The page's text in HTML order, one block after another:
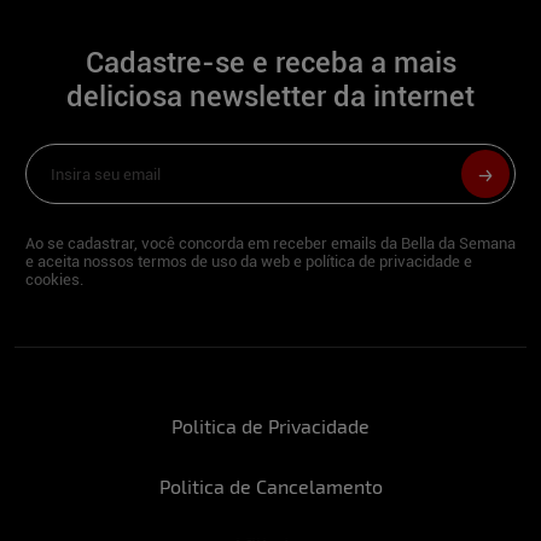
Estuda? O que?
Quando o assunto é futebol, torce para
algum time?
Torço para o Internacional
Manter uma alimentação equilibrada
Politica de Privacidade
Politica de Cancelamento
Cadastre-se e receba a mais
deliciosa newsletter da internet
Ao se cadastrar, você concorda em receber emails da Bella da Semana
e aceita nossos termos de uso da web e política de privacidade e
cookies.